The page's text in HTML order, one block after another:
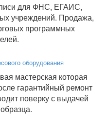
для ФНС, ЕГАИС,
учреждений. Продажа,
программных
оборудования
мастерская которая
гарантийный ремонт
поверку с выдачей